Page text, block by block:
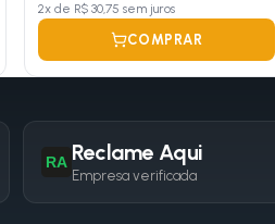
2x de R$ 30,75 sem juros
COMPRAR
RA Reclame Aqui
Empresa verificada